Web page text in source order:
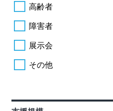
高齢者
障害者
展示会
その他